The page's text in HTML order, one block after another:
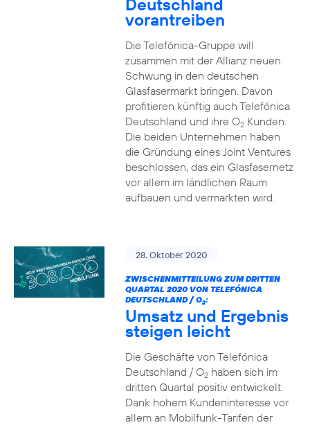
Deutschland
vorantreiben
Die Telefónica-Gruppe will
zusammen mit der Allianz neuen
Schwung in den deutschen
Glasfasermarkt bringen. Davon
profitieren künftig auch Telefónica
Deutschland und ihre O2Kunden.
Die beiden Unternehmen haben
die Gründung eines Joint Ventures
beschlossen, das ein Glasfasernetz
vor allem im ländlichen Raum
aufbauen und vermarkten wird.
28. Oktober 2020
ZWISCHENMITTEILUNG ZUM DRITTEN
QUARTAL 2020 VON TELEFÓNICA
DEUTSCHLAND / O2:
Umsatz und Ergebnis
steigen leicht
Die Geschäfte von Telefónica
Deutschland / O2haben sich im
dritten Quartal positiv entwickelt.
Dank hohem Kundeninteresse vor
allem an Mobilfunk-Tarifen der